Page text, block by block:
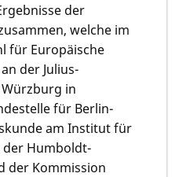
der
welche im
für Europäische
der Julius-
in
für Berlin-
am Institut für
der Humboldt-
der Kommission